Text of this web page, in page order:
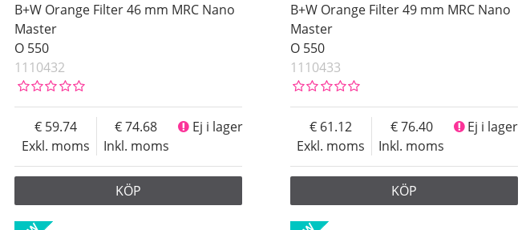
B+W Orange Filter 46 mm MRC Nano
Master
O 550
1110432
Exkl. moms
59.74
Inkl. moms
74.68 Ej i lager
KÖP
B+W Orange Filter 49 mm MRC Nano
Master
O 550
1110433
Exkl. moms
61.12
Inkl. moms
76.40 Ej i lager
KÖP